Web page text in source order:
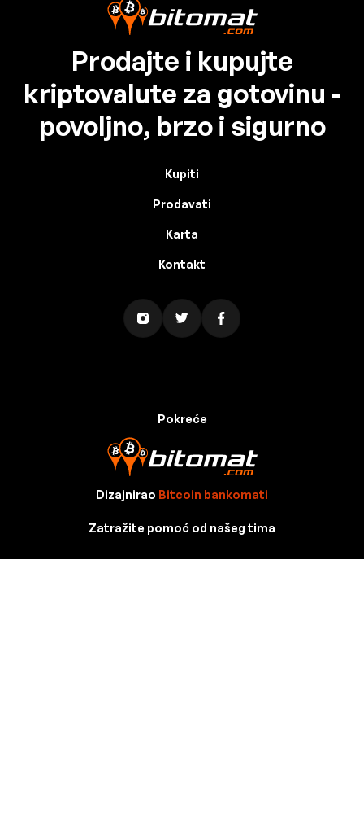
Prodajte i kupujte
kriptovalute za gotovinu -
povoljno, brzo i sigurno
Kupiti
Prodavati
Karta
Kontakt
Pokreće
Dizajnirao Bitcoin bankomati
Zatražite pomoć od našeg tima